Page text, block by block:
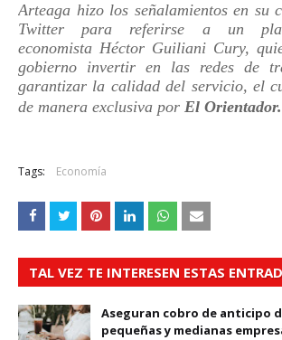
Arteaga hizo los señalamientos en su
Twitter para referirse a un
economista Héctor Guiliani Cury,
gobierno invertir en las redes de
garantizar la calidad del servicio, el
de manera exclusiva por El Orientador.
Tags: Economía
TAL VEZ TE INTERESEN ESTAS
Aseguran cobro de anticipo
pequeñas y medianas